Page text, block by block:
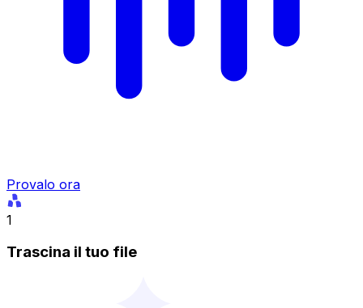
Provalo ora
1
Trascina il tuo file